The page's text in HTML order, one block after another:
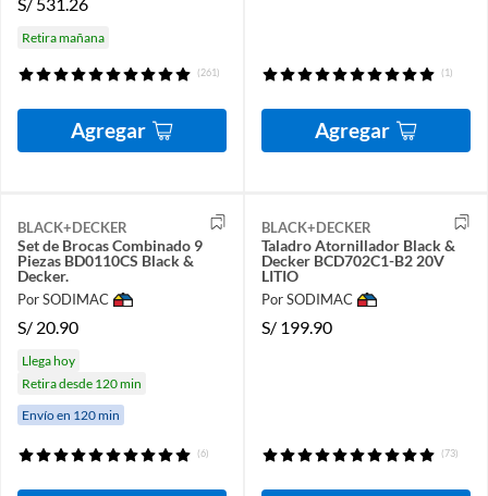
Retira mañana
(261)
Agregar
(1)
Agregar
BLACK+DECKER
Set de Brocas Combinado 9
Piezas BD0110CS Black &
Decker.
Por SODIMAC
S/ 20.90
Llega hoy
Retira desde 120 min
Envío en 120 min
(6)
BLACK+DECKER
Taladro Atornillador Black &
Decker BCD702C1-B2 20V
LITIO
Por SODIMAC
S/ 199.90
(73)